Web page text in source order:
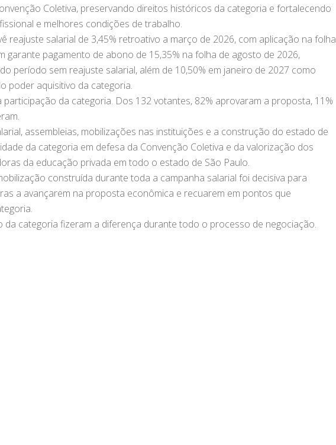
Coletiva, preservando direitos históricos da categoria e fortalecendo
e melhores condições de trabalho.
reajuste salarial de 3,45% retroativo a março de 2026, com aplicação na folha
garante pagamento de abono de 15,35% na folha de agosto de 2026,
período sem reajuste salarial, além de 10,50% em janeiro de 2027 como
poder aquisitivo da categoria.
da categoria. Dos 132 votantes, 82% aprovaram a proposta, 11%
assembleias, mobilizações nas instituições e a construção do estado de
da categoria em defesa da Convenção Coletiva e da valorização dos
da educação privada em todo o estado de São Paulo.
construída durante toda a campanha salarial foi decisiva para
a avançarem na proposta econômica e recuarem em pontos que
da categoria fizeram a diferença durante todo o processo de negociação.